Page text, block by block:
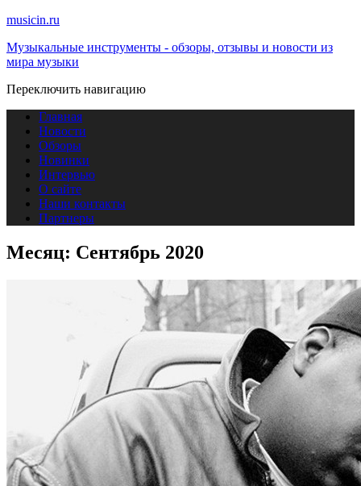
musicin.ru
Музыкальные инструменты - обзоры, отзывы и новости из
мира музыки
Переключить навигацию
Главная
Новости
Обзоры
Новинки
Интервью
О сайте
Наши контакты
Партнеры
Месяц: Сентябрь 2020